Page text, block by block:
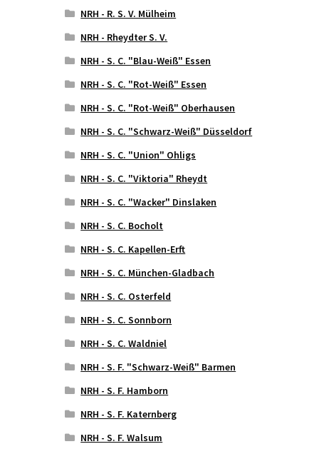
NRH - R. S. V. Mülheim
NRH - Rheydter S. V.
NRH - S. C. "Blau-Weiß" Essen
NRH - S. C. "Rot-Weiß" Essen
NRH - S. C. "Rot-Weiß" Oberhausen
NRH - S. C. "Schwarz-Weiß" Düsseldorf
NRH - S. C. "Union" Ohligs
NRH - S. C. "Viktoria" Rheydt
NRH - S. C. "Wacker" Dinslaken
NRH - S. C. Bocholt
NRH - S. C. Kapellen-Erft
NRH - S. C. München-Gladbach
NRH - S. C. Osterfeld
NRH - S. C. Sonnborn
NRH - S. C. Waldniel
NRH - S. F. "Schwarz-Weiß" Barmen
NRH - S. F. Hamborn
NRH - S. F. Katernberg
NRH - S. F. Walsum